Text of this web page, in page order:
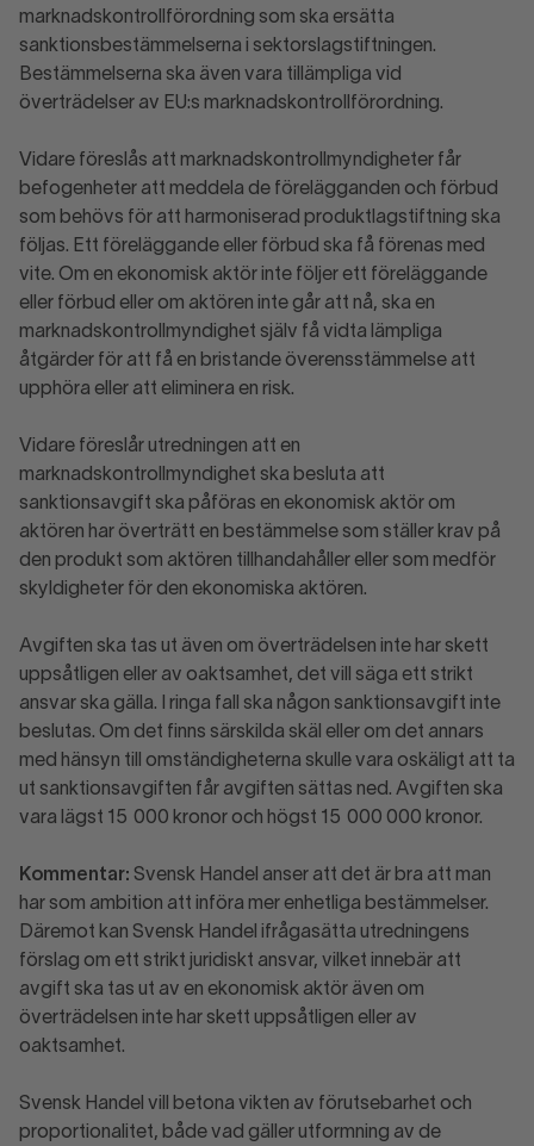
marknadskontrollförordning som ska ersätta
sanktionsbestämmelserna i sektorslagstiftningen.
Bestämmelserna ska även vara tillämpliga vid
överträdelser av EU:s marknadskontrollförordning.
Vidare föreslås att marknadskontrollmyndigheter får
befogenheter att meddela de förelägganden och förbud
som behövs för att harmoniserad produktlagstiftning ska
följas. Ett föreläggande eller förbud ska få förenas med
vite. Om en ekonomisk aktör inte följer ett föreläggande
eller förbud eller om aktören inte går att nå, ska en
marknadskontrollmyndighet själv få vidta lämpliga
åtgärder för att få en bristande överensstämmelse att
upphöra eller att eliminera en risk.
Vidare föreslår utredningen att en
marknadskontrollmyndighet ska besluta att
sanktionsavgift ska påföras en ekonomisk aktör om
aktören har överträtt en bestämmelse som ställer krav på
den produkt som aktören tillhandahåller eller som medför
skyldigheter för den ekonomiska aktören.
Avgiften ska tas ut även om överträdelsen inte har skett
uppsåtligen eller av oaktsamhet, det vill säga ett strikt
ansvar ska gälla. I ringa fall ska någon sanktionsavgift inte
beslutas. Om det finns särskilda skäl eller om det annars
med hänsyn till omständigheterna skulle vara oskäligt att ta
ut sanktionsavgiften får avgiften sättas ned. Avgiften ska
vara lägst 15 000 kronor och högst 15 000 000 kronor.
Kommentar: Svensk Handel anser att det är bra att man
har som ambition att införa mer enhetliga bestämmelser.
Däremot kan Svensk Handel ifrågasätta utredningens
förslag om ett strikt juridiskt ansvar, vilket innebär att
avgift ska tas ut av en ekonomisk aktör även om
överträdelsen inte har skett uppsåtligen eller av
oaktsamhet.
Svensk Handel vill betona vikten av förutsebarhet och
proportionalitet, både vad gäller utformning av de